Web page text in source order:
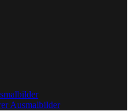
Ausmalbilder